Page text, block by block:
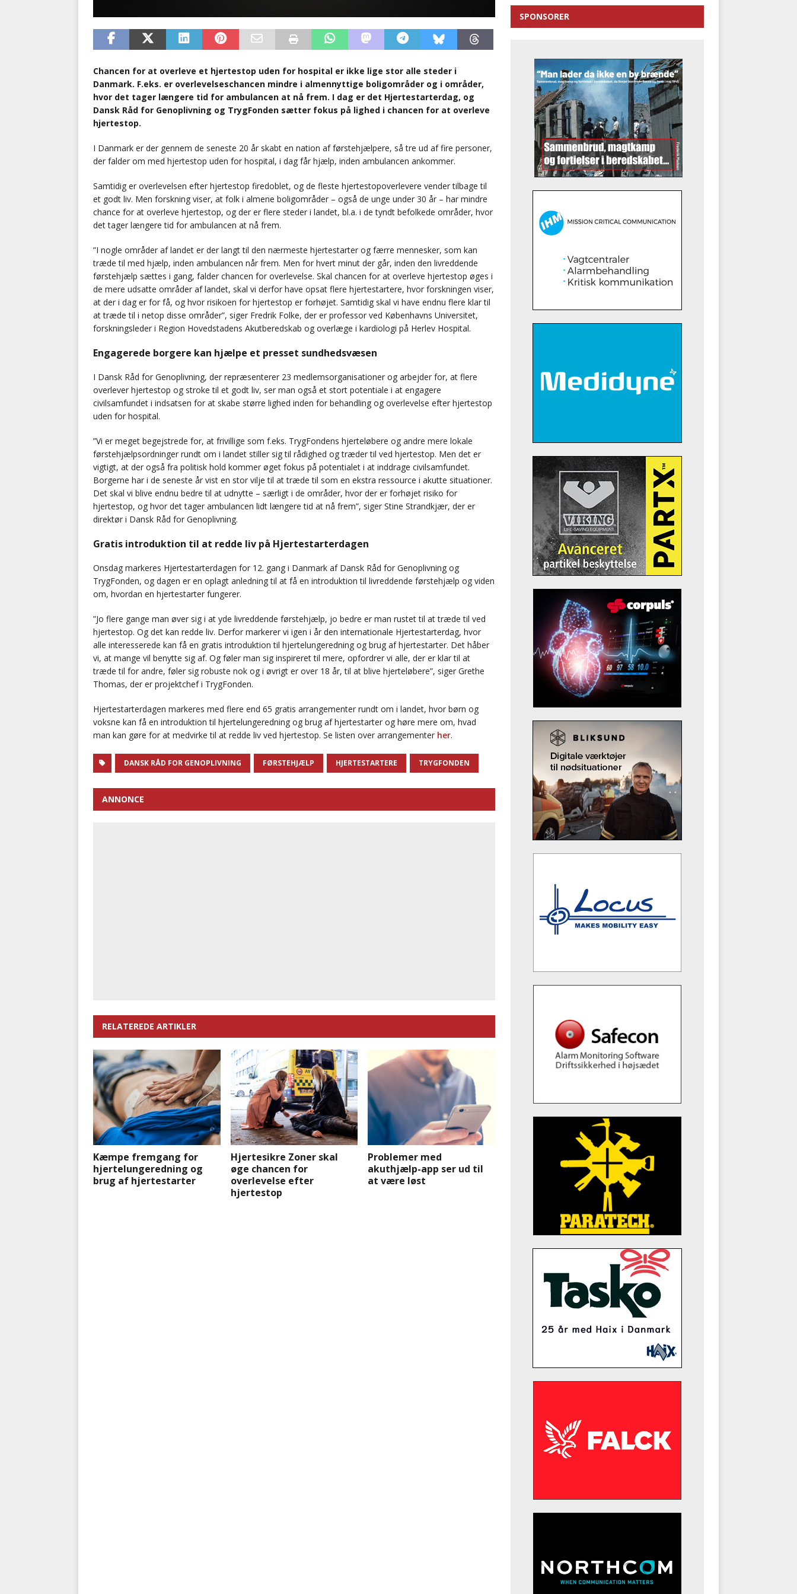
Chancen for at overleve et hjertestop uden for hospital er ikke lige stor alle steder i
Danmark. F.eks. er overlevelseschancen mindre i almennyttige boligområder og i områder,
hvor det tager længere tid for ambulancen at nå frem. I dag er det Hjertestarterdag, og
Dansk Råd for Genoplivning og TrygFonden sætter fokus på lighed i chancen for at overleve
hjertestop.
I Danmark er der gennem de seneste 20 år skabt en nation af førstehjælpere, så tre ud af fire personer,
der falder om med hjertestop uden for hospital, i dag får hjælp, inden ambulancen ankommer.
Samtidig er overlevelsen efter hjertestop firedoblet, og de fleste hjertestopoverlevere vender tilbage til
et godt liv. Men forskning viser, at folk i almene boligområder – også de unge under 30 år – har mindre
chance for at overleve hjertestop, og der er flere steder i landet, bl.a. i de tyndt befolkede områder, hvor
det tager længere tid for ambulancen at nå frem.
”I nogle områder af landet er der langt til den nærmeste hjertestarter og færre mennesker, som kan
træde til med hjælp, inden ambulancen når frem. Men for hvert minut der går, inden den livreddende
førstehjælp sættes i gang, falder chancen for overlevelse. Skal chancen for at overleve hjertestop øges i
de mere udsatte områder af landet, skal vi derfor have opsat flere hjertestartere, hvor forskningen viser,
at der i dag er for få, og hvor risikoen for hjertestop er forhøjet. Samtidig skal vi have endnu flere klar til
at træde til i netop disse områder”, siger Fredrik Folke, der er professor ved Københavns Universitet,
forskningsleder i Region Hovedstadens Akutberedskab og overlæge i kardiologi på Herlev Hospital.
Engagerede borgere kan hjælpe et presset sundhedsvæsen
I Dansk Råd for Genoplivning, der repræsenterer 23 medlemsorganisationer og arbejder for, at flere
overlever hjertestop og stroke til et godt liv, ser man også et stort potentiale i at engagere
civilsamfundet i indsatsen for at skabe større lighed inden for behandling og overlevelse efter hjertestop
uden for hospital.
”Vi er meget begejstrede for, at frivillige som f.eks. TrygFondens hjerteløbere og andre mere lokale
førstehjælpsordninger rundt om i landet stiller sig til rådighed og træder til ved hjertestop. Men det er
vigtigt, at der også fra politisk hold kommer øget fokus på potentialet i at inddrage civilsamfundet.
Borgerne har i de seneste år vist en stor vilje til at træde til som en ekstra ressource i akutte situationer.
Det skal vi blive endnu bedre til at udnytte – særligt i de områder, hvor der er forhøjet risiko for
hjertestop, og hvor det tager ambulancen lidt længere tid at nå frem”, siger Stine Strandkjær, der er
direktør i Dansk Råd for Genoplivning.
Gratis introduktion til at redde liv på Hjertestarterdagen
Onsdag markeres Hjertestarterdagen for 12. gang i Danmark af Dansk Råd for Genoplivning og
TrygFonden, og dagen er en oplagt anledning til at få en introduktion til livreddende førstehjælp og viden
om, hvordan en hjertestarter fungerer.
”Jo flere gange man øver sig i at yde livreddende førstehjælp, jo bedre er man rustet til at træde til ved
hjertestop. Og det kan redde liv. Derfor markerer vi igen i år den internationale Hjertestarterdag, hvor
alle interesserede kan få en gratis introduktion til hjertelungeredning og brug af hjertestarter. Det håber
vi, at mange vil benytte sig af. Og føler man sig inspireret til mere, opfordrer vi alle, der er klar til at
træde til for andre, føler sig robuste nok og i øvrigt er over 18 år, til at blive hjerteløbere”, siger Grethe
Thomas, der er projektchef i TrygFonden.
Hjertestarterdagen markeres med flere end 65 gratis arrangementer rundt om i landet, hvor børn og
voksne kan få en introduktion til hjertelungeredning og brug af hjertestarter og høre mere om, hvad
man kan gøre for at medvirke til at redde liv ved hjertestop. Se listen over arrangementer her.
DANSK RÅD FOR GENOPLIVNING FØRSTEHJÆLP HJERTESTARTERE TRYGFONDEN
ANNONCE
RELATEREDE ARTIKLER
Kæmpe fremgang for
hjertelungeredning og
brug af hjertestarter
Hjertesikre Zoner skal
øge chancen for
overlevelse efter
hjertestop
Problemer med
akuthjælp-app ser ud til
at være løst
SPONSORER